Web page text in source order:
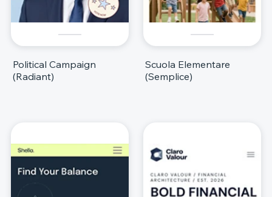
Political Campaign
(Radiant)
Scuola Elementare
(Semplice)